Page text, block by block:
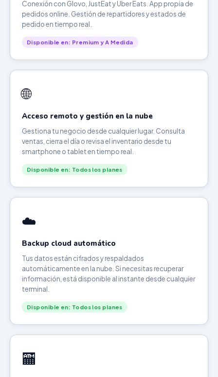
Conexión con Glovo, JustEat y Uber Eats. App propia de
pedidos online. Gestión de repartidores y estados de
pedido en tiempo real.
Disponible en: Premium y A Medida
🌐
Acceso remoto y gestión en la nube
Gestiona tu negocio desde cualquier lugar. Consulta
ventas, cierra el día o revisa el inventario desde tu
smartphone o tablet en tiempo real.
Disponible en: Todos los planes
☁️
Backup cloud automático
Tus datos están cifrados y respaldados
automáticamente en la nube. Si necesitas recuperar
información, está disponible al instante desde cualquier
terminal.
Disponible en: Todos los planes
🏧